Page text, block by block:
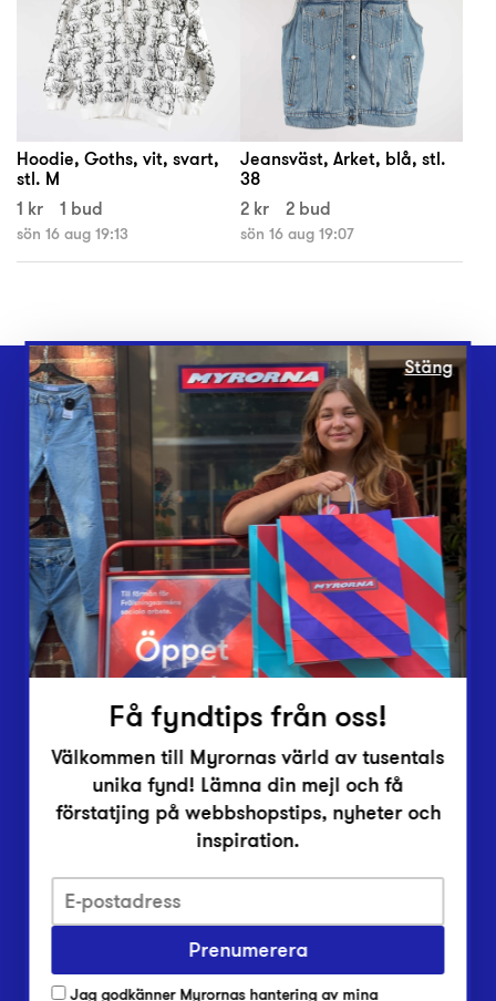
Hoodie, Goths, vit, svart,
stl. M
1 kr
1 bud
sön 16 aug 19:13
Jeansväst, Arket, blå, stl.
38
2 kr
2 bud
sön 16 aug 19:07
Webbshop
Butiker
Lämna in
Vårt överskott
Inlämningsplatser
Om Myrorna
Lediga jobb
Pressrum
Integritetsskyddspolicy
Har du frågor om onlineköp, leverans eller retur?
Stäng
Få fyndtips från oss!
Välkommen till Myrornas värld av tusentals
unika fynd! Lämna din mejl och få
förstatjing på webbshopstips, nyheter och
inspiration.
Prenumerera
Jag godkänner Myrornas hantering av mina